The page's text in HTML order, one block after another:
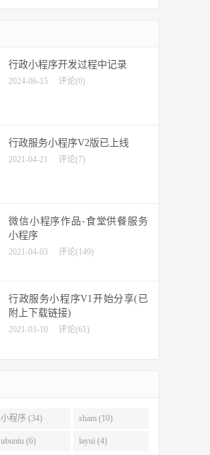
行政小程序开发过程中记录
2024-06-15 评论(0)
行政服务小程序V2版已上线
2021-04-21 评论(7)
微信小程序作品-食堂供餐服务
小程序
2021-04-03 评论(149)
行政服务小程序V1开始分享(已
附上下载链接)
2021-03-10 评论(61)
小程序 (34) sham (10)
ubuntu (6) layui (4)